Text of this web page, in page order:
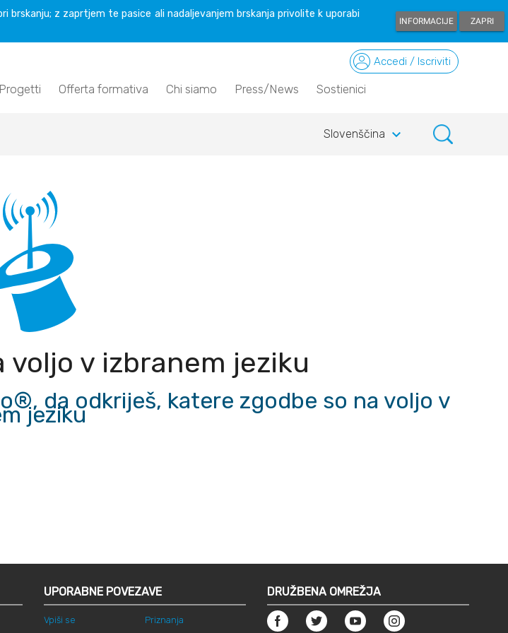
z zaprtjem te pasice ali nadaljevanjem brskanja privolite k uporabi
INFORMACIJE ZAPRI
Progetti Offerta formativa Chi siamo Press/News Sostienici
Accedi / Iscriviti
Slovenščina keyboard_arrow_down
voljo v izbranem jeziku
da odkriješ, katere zgodbe so na voljo v
jeziku
UPORABNE POVEZAVE
Vpiši se Priznanja
DRUŽBENA OMREŽJA